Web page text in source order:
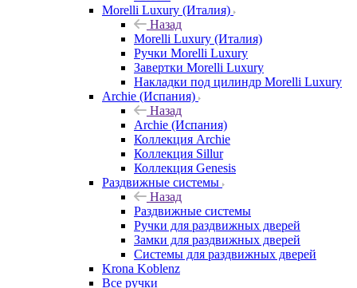
Morelli Luxury (Италия)
Назад
Morelli Luxury (Италия)
Ручки Morelli Luxury
Завертки Morelli Luxury
Накладки под цилиндр Morelli Luxury
Archie (Испания)
Назад
Archie (Испания)
Коллекция Archie
Коллекция Sillur
Коллекция Genesis
Раздвижные системы
Назад
Раздвижные системы
Ручки для раздвижных дверей
Замки для раздвижных дверей
Системы для раздвижных дверей
Krona Koblenz
Все ручки